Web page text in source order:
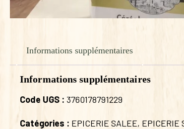
Informations supplémentaires
Informations supplémentaires
Code UGS : 3760178791229
Catégories : EPICERIE SALEE, EPICERIE